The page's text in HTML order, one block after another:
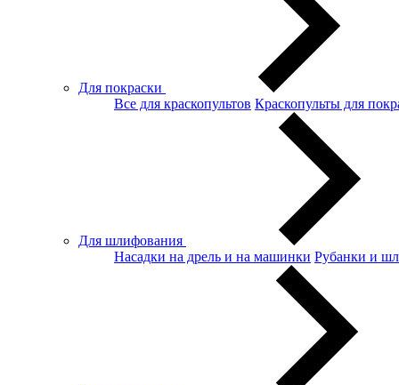
Для покраски
Все для краскопультов Краскопульты для
Для шлифования
Насадки на дрель и на машинки Рубанки и